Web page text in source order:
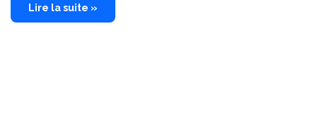
Lire la suite »